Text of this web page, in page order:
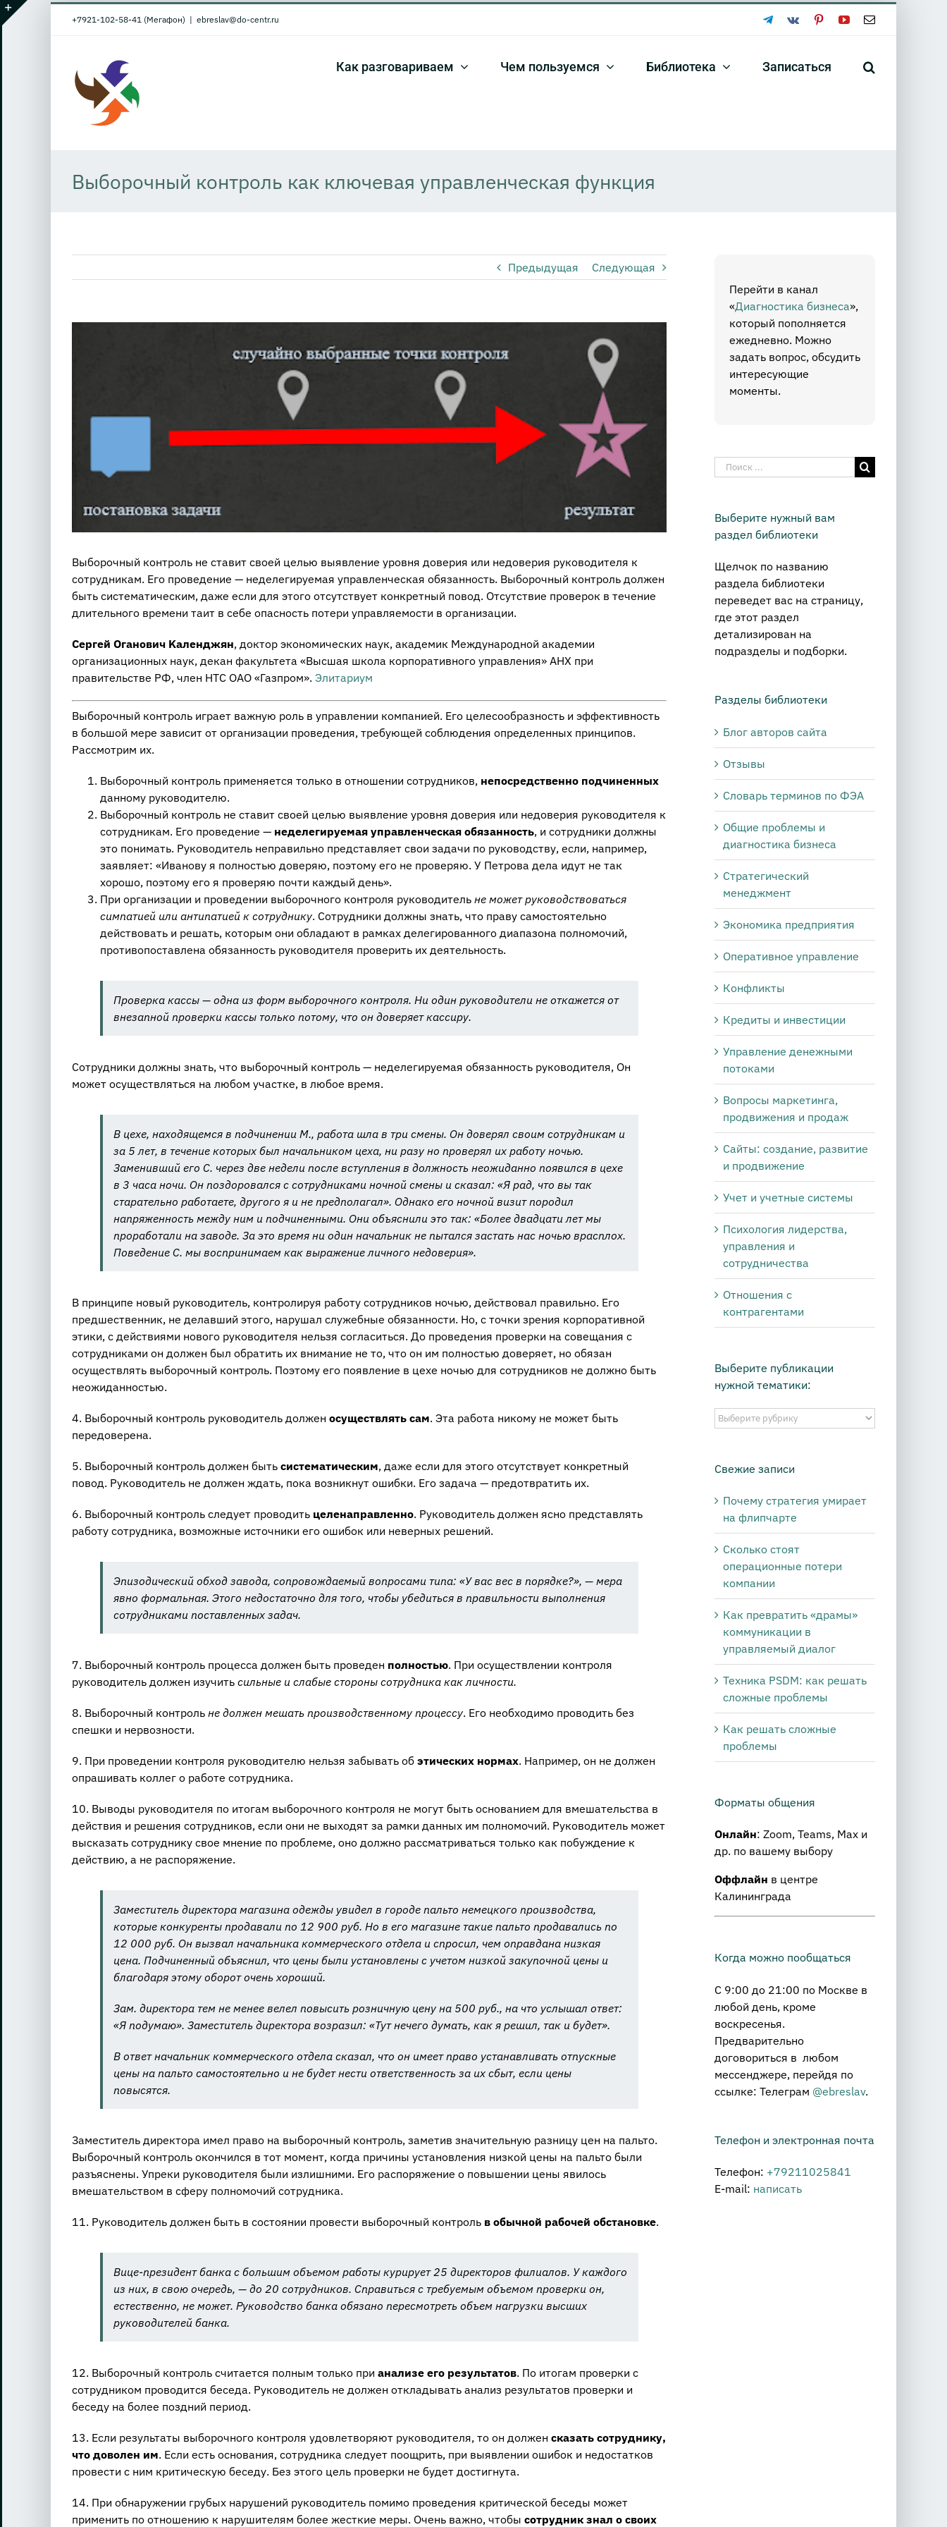
Skip
to
+7921-102-58-41 (Мегафон) | ebreslav@do-centr.ru Telegram
Vk PinterestYouTubeEmail
Как разговариваем Чем пользуемся Библиотека Записаться
Выборочный контроль как ключевая управленческая функция
Предыдущая Следующая
Выборочный контроль не ставит своей целью выявление уровня доверия или недоверия руководителя к
сотрудникам. Его проведение — неделегируемая управленческая обязанность. Выборочный контроль должен
быть систематическим, даже если для этого отсутствует конкретный повод. Отсутствие проверок в течение
длительного времени таит в себе опасность потери управляемости в организации.
Сергей Оганович Kaлeнджян, доктор экономических наук, академик Международной академии
организационных наук, декан факультета «Высшая школа корпоративного управления» АНХ при
правительстве РФ, член НТС ОАО «Газпром». Элитариум
Выборочный контроль играет важную роль в управлении компанией. Его целесообразность и эффективность
в большой мере зависит от организации проведения, требующей соблюдения определенных принципов.
Рассмотрим их.
Выборочный контроль применяется только в отношении сотрудников, непосредственно подчиненных
данному руководителю.
Выборочный контроль не ставит своей целью выявление уровня доверия или недоверия руководителя к
сотрудникам. Его проведение — неделегируемая управленческая обязанность, и сотрудники должны
это понимать. Руководитель неправильно представляет свои задачи по руководству, если, например,
заявляет: «Иванову я полностью доверяю, поэтому его не проверяю. У Петрова дела идут не так
хорошо, поэтому его я проверяю почти каждый день».
При организации и проведении выборочного контроля руководитель не может руководствоваться
симпатией или антипатией к сотруднику. Сотрудники должны знать, что праву самостоятельно
действовать и решать, которым они обладают в рамках делегированного диапазона полномочий,
противопоставлена обязанность руководителя проверить их деятельность.
Проверка кассы — одна из форм выборочного контроля. Ни один руководители не откажется от
внезапной проверки кассы только потому, что он доверяет кассиру.
Сотрудники должны знать, что выборочный контроль — неделегируемая обязанность руководителя, Он
может осуществляться на любом участке, в любое время.
В цехе, находящемся в подчинении М., работа шла в три смены. Он доверял своим сотрудникам и
за 5 лет, в течение которых был начальником цеха, ни разу но проверял их работу ночью.
Заменивший его С. через две недели после вступления в должность неожиданно появился в цехе
в 3 часа ночи. Он поздоровался с сотрудниками ночной смены и сказал: «Я рад, что вы так
старательно работаете, другого я и не предполагал». Однако его ночной визит породил
напряженность между ним и подчиненными. Они объяснили это так: «Более двадцати лет мы
проработали на заводе. За это время ни один начальник не пытался застать нас ночью врасплох.
Поведение С. мы воспринимаем как выражение личного недоверия».
В принципе новый руководитель, контролируя работу сотрудников ночью, действовал правильно. Его
предшественник, не делавший этого, нарушал служебные обязанности. Но, с точки зрения корпоративной
этики, с действиями нового руководителя нельзя согласиться. До проведения проверки на совещания с
сотрудниками он должен был обратить их внимание не то, что он им полностью доверяет, но обязан
осуществлять выборочный контроль. Поэтому его появление в цехе ночью для сотрудников не должно быть
неожиданностью.
4. Выборочный контроль руководитель должен осуществлять сам. Эта работа никому не может быть
передоверена.
5. Выборочный контроль должен быть систематическим, даже если для этого отсутствует конкретный
повод. Руководитель не должен ждать, пока возникнут ошибки. Его задача — предотвратить их.
6. Выборочный контроль следует проводить целенаправленно. Руководитель должен ясно представлять
работу сотрудника, возможные источники его ошибок или неверных решений.
Эпизодический обход завода, сопровождаемый вопросами типа: «У вас вес в порядке?», — мера
явно формальная. Этого недостаточно для того, чтобы убедиться в правильности выполнения
сотрудниками поставленных задач.
7. Выборочный контроль процесса должен быть проведен полностью. При осуществлении контроля
руководитель должен изучить сильные и слабые стороны сотрудника как личности.
8. Выборочный контроль не должен мешать производственному процессу. Его необходимо проводить без
спешки и нервозности.
9. При проведении контроля руководителю нельзя забывать об этических нормах. Например, он не должен
опрашивать коллег о работе сотрудника.
10. Выводы руководителя по итогам выборочного контроля не могут быть основанием для вмешательства в
действия и решения сотрудников, если они не выходят за рамки данных им полномочий. Руководитель может
высказать сотруднику свое мнение по проблеме, оно должно рассматриваться только как побуждение к
действию, а не распоряжение.
Заместитель директора магазина одежды увидел в городе пальто немецкого производства,
которые конкуренты продавали по 12 900 руб. Но в его магазине такие пальто продавались по
12 000 руб. Он вызвал начальника коммерческого отдела и спросил, чем оправдана низкая
цена. Подчиненный объяснил, что цены были установлены с учетом низкой закупочной цены и
благодаря этому оборот очень хороший.
Зам. директора тем не менее велел повысить розничную цену на 500 руб., на что услышал ответ:
«Я подумаю». Заместитель директора возразил: «Тут нечего думать, как я решил, так и будет».
В ответ начальник коммерческого отдела сказал, что он имеет право устанавливать отпускные
цены на пальто самостоятельно и не будет нести ответственность за их сбыт, если цены
повысятся.
Заместитель директора имел право на выборочный контроль, заметив значительную разницу цен на пальто.
Выборочный контроль окончился в тот момент, когда причины установления низкой цены на пальто были
разъяснены. Упреки руководителя были излишними. Его распоряжение о повышении цены явилось
вмешательством в сферу полномочий сотрудника.
11. Руководитель должен быть в состоянии провести выборочный контроль в обычной рабочей обстановке.
Вице-президент банка с большим объемом работы курирует 25 директоров филиалов. У каждого
из них, в свою очередь, — до 20 сотрудников. Справиться с требуемым объемом проверки он,
естественно, не может. Руководство банка обязано пересмотреть объем нагрузки высших
руководителей банка.
12. Выборочный контроль считается полным только при анализе его результатов. По итогам проверки с
сотрудником проводится беседа. Руководитель не должен откладывать анализ результатов проверки и
беседу на более поздний период.
13. Если результаты выборочного контроля удовлетворяют руководителя, то он должен сказать сотруднику,
что доволен им. Если есть основания, сотрудника следует поощрить, при выявлении ошибок и недостатков
провести с ним критическую беседу. Без этого цель проверки не будет достигнута.
14. При обнаружении грубых нарушений руководитель помимо проведения критической беседы может
применить по отношению к нарушителям более жесткие меры. Очень важно, чтобы сотрудник знал о своих
Перейти в канал
«Диагностика бизнеса»,
который пополняется
ежедневно. Можно
задать вопрос, обсудить
интересующие
моменты.
Результат
поиска:
Выберите нужный вам
раздел библиотеки
Щелчок по названию
раздела библиотеки
переведет вас на страницу,
где этот раздел
детализирован на
подразделы и подборки.
Разделы библиотеки
Блог авторов сайта
Отзывы
Словарь терминов по ФЭА
Общие проблемы и
диагностика бизнеса
Стратегический
менеджмент
Экономика предприятия
Оперативное управление
Конфликты
Кредиты и инвестиции
Управление денежными
потоками
Вопросы маркетинга,
продвижения и продаж
Сайты: создание, развитие
и продвижение
Учет и учетные системы
Психология лидерства,
управления и
сотрудничества
Отношения с
контрагентами
Выберите публикации
нужной тематики:
Выберите
публикации
тематики:
Свежие записи
Почему стратегия умирает
на флипчарте
Сколько стоят
операционные потери
компании
Как превратить «драмы»
коммуникации в
управляемый диалог
Техника PSDM: как решать
сложные проблемы
Как решать сложные
проблемы
Форматы общения
Онлайн: Zoom, Teams, Max и
др. по вашему выбору
Оффлайн в центре
Калининграда
Когда можно пообщаться
С 9:00 до 21:00 по Москве в
любой день, кроме
воскресенья.
Предварительно
договориться в любом
мессенджере, перейдя по
ссылке: Телеграм @ebreslav.
Телефон и электронная почта
Телефон: +79211025841
E-mail: написать